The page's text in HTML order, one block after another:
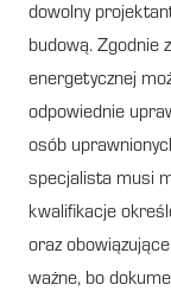
dowolny
budową. Zgodnie
energetycznej
odpowiednie
osób
specjalista musi
kwalifikacje
oraz
ważne, bo